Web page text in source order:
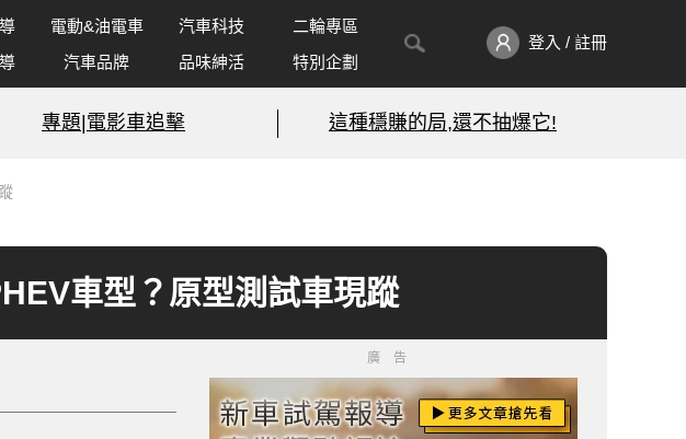
電動&油電車 汽車科技
二輪專區
汽車品牌 品味紳活 特別企劃
登入 / 註冊
專題|電影車追擊 這種穩賺的局,還不抽爆它!
車型？原型測試車現蹤
廣告